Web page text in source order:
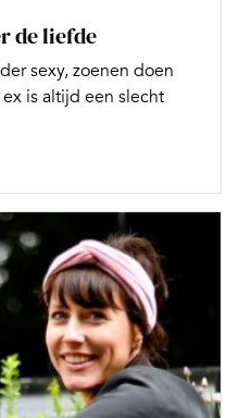
de liefde
sexy, zoenen doen
is altijd een slecht